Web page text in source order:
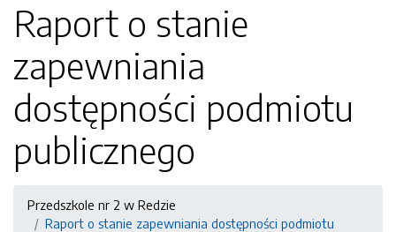
Raport o stanie
zapewniania
dostępności podmiotu
publicznego
Przedszkole nr 2 w Redzie
Raport o stanie zapewniania dostępności podmiotu